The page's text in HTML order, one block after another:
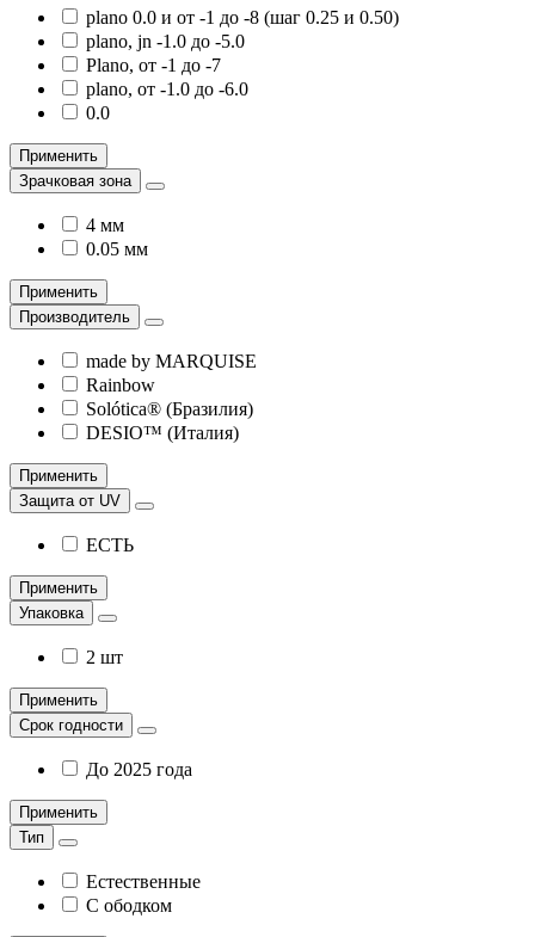
plano 0.0 и от -1 до -8 (шаг 0.25 и 0.50)
plano, jn -1.0 до -5.0
Plano, от -1 до -7
plano, от -1.0 до -6.0
0.0
Применить
Зрачковая зона
4 мм
0.05 мм
Применить
Производитель
made by MARQUISE
Rainbow
Solótica® (Бразилия)
DESIO™ (Италия)
Применить
Защита от UV
ЕСТЬ
Применить
Упаковка
2 шт
Применить
Срок годности
До 2025 года
Применить
Тип
Естественные
С ободком